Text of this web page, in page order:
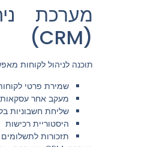
מערכת
(CRM)
תוכנה לניהול לקוחות
שמירת פרטי
מעקב אחר עסקאות
שליחת חשבוניות
היסטוריית רכישות
תזכורות לתשלומים